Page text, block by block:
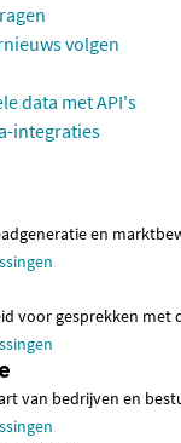
volgen
data met API's
integraties
en
voor gesprekken met
van bedrijven en